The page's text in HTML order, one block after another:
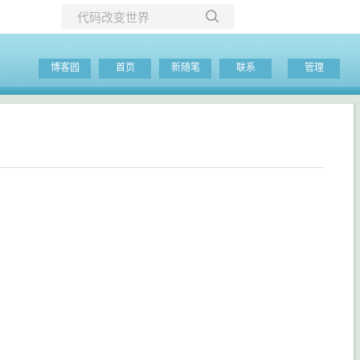
当前博客
博客园 首页 新随笔 联系 管理